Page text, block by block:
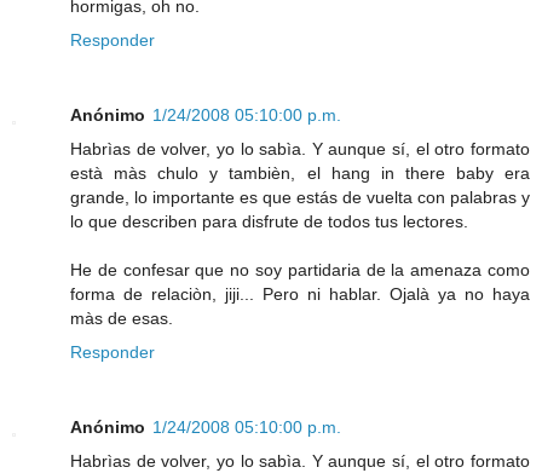
hormigas, oh no.
Responder
Anónimo 1/24/2008 05:10:00 p.m.
Habrìas de volver, yo lo sabìa. Y aunque sí, el otro formato
està màs chulo y tambièn, el hang in there baby era
grande, lo importante es que estás de vuelta con palabras y
lo que describen para disfrute de todos tus lectores.
He de confesar que no soy partidaria de la amenaza como
forma de relaciòn, jiji... Pero ni hablar. Ojalà ya no haya
màs de esas.
Responder
Anónimo 1/24/2008 05:10:00 p.m.
Habrìas de volver, yo lo sabìa. Y aunque sí, el otro formato